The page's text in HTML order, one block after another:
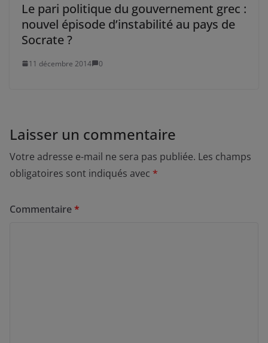
Le pari politique du gouvernement grec :
nouvel épisode d’instabilité au pays de
Socrate ?
11 décembre 2014 0
Laisser un commentaire
Votre adresse e-mail ne sera pas publiée. Les champs
obligatoires sont indiqués avec *
Commentaire*